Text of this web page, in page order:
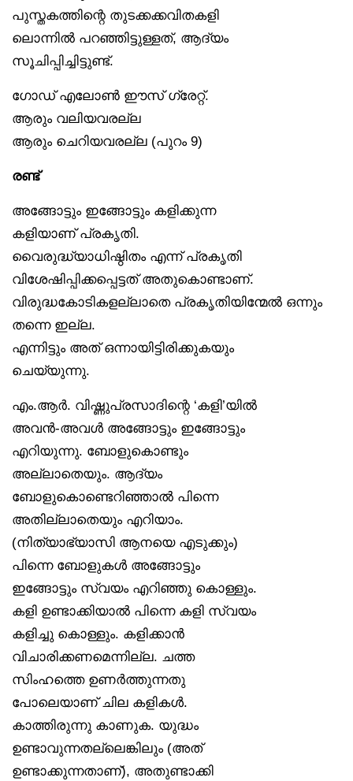
പുസ്തകത്തിന്റെ തുടക്കക്കവിതകളി
ലൊന്നിൽ പറഞ്ഞിട്ടുള്ളത്, ആദ്യം
സൂചിപ്പിച്ചിട്ടുണ്ട്.
ഗോഡ് എലോൺ ഈസ് ഗ്രേറ്റ്.
ആരും വലിയവരല്ല
ആരും ചെറിയവരല്ല (പുറം 9)
രണ്ട്
അങ്ങോട്ടും ഇങ്ങോട്ടും കളിക്കുന്ന
കളിയാണ് പ്രകൃതി.
വൈരുദ്ധ്യാധിഷ്ഠിതം എന്ന് പ്രകൃതി
വിശേഷിപ്പിക്കപ്പെട്ടത് അതുകൊണ്ടാണ്.
വിരുദ്ധകോടികളല്ലാതെ പ്രകൃതിയിന്മേൽ ഒന്നും
തന്നെ ഇല്ല.
എന്നിട്ടും അത് ഒന്നായിട്ടിരിക്കുകയും
ചെയ്യുന്നു.
എം.ആർ. വിഷ്ണുപ്രസാദിന്റെ ‘കളി’യിൽ
അവൻ-അവൾ അങ്ങോട്ടും ഇങ്ങോട്ടും
എറിയുന്നു. ബോളുകൊണ്ടും
അല്ലാതെയും. ആദ്യം
ബോളുകൊണ്ടെറിഞ്ഞാൽ പിന്നെ
അതില്ലാതെയും എറിയാം.
(നിത്യാഭ്യാസി ആനയെ എടുക്കും)
പിന്നെ ബോളുകൾ അങ്ങോട്ടും
ഇങ്ങോട്ടും സ്വയം എറിഞ്ഞു കൊള്ളും.
കളി ഉണ്ടാക്കിയാൽ പിന്നെ കളി സ്വയം
കളിച്ചു കൊള്ളും. കളിക്കാൻ
വിചാരിക്കണമെന്നില്ല. ചത്ത
സിംഹത്തെ ഉണർത്തുന്നതു
പോലെയാണ് ചില കളികൾ.
കാത്തിരുന്നു കാണുക. യുദ്ധം
ഉണ്ടാവുന്നതല്ലെങ്കിലും (അത്
ഉണ്ടാക്കുന്നതാണ്), അതുണ്ടാക്കി